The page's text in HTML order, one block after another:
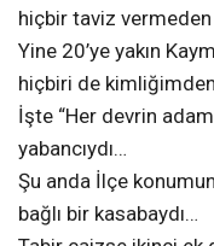
hiçbir taviz
Yine 20’ye yakın
hiçbiri de
İşte “Her devrin
yabancıydı…
Şu anda İlçe
bağlı bir kasabaydı…